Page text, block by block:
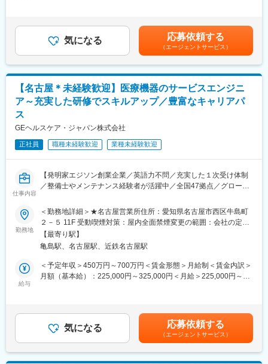
品質保証部は、従来、品質管理部内であった組織を部に昇格さ
せ、品質体制の強化を行っています。しかし、部長職が兼務、課
長職は不在な状況のため、リーダーシップを発揮して、業務を推
■職務内容：
・品質保証部の体制強化及び、各種業務をリード,推進
に寄与する主体的な品質保証業務の遂行
やプロジェクトの実行
理、文書管理、顧客監査対応、サプライヤー管理、教育訓練 等
・当社の「培地」製品は、今後益々グローバル展開が加速し、ま
た、市場の拡大に伴い、重点製品となっています。そのため、事
業の成長と共に自身の業務範囲も広がり、様々な経験を培えま
す。
生産しています。そのため、多様性に富み、広く品質保証業務に
精通することが可能です。
変更の範囲：会社の定める業務
上下する可能性があります。月給(月額)は固定手当を含めた表記で
す。
気になる 応募依頼する
（エージェントサービス）
【名古屋＊未経験歓迎】医療機器のサービスエンジニ
ア～充実した研修でスキルアップ／豊富なキャリアパ
ス
GEヘルスケア・ジャパン株式会社
正社員 職種未経験歓迎 業種未経験歓迎
仕事内容
【発明家エジソン創業企業／英語力不問／充実した１次受け体制
／整備士やメンテナンス経験者が活躍中／全国47拠点／グローバ
■業務内容：
医療画像診断装置（CT,MRI）、超音波診断装置や麻酔器
（LCS）、生体モニターを展開する同社のサービスステーション
の一員として、下記のような業務をお任せします。
・医療装置の保守 修理、点検等メンテナンス
・機器導入後の技術支援や購入前後のサポート
・技術的な問い合わせ対応
■就業環境：年間を通しての残業時間は平均して30～40時間とな
っており、夜間の対応につきましては月1, 2回のペースです。一次
対応はコールセンターが行い、現場での対応が必要な場合のみ、
勤務地
＜勤務地詳細＞★名古屋営業所住所：愛知県名古屋市西区牛島町
２－５ 11F 受動喫煙対策：屋内全面禁煙変更の範囲：会社の定め
る事業所（リモートワーク含む）
【最寄り駅】
亀島駅、名古屋駅、近鉄名古屋駅
給与
＜予定年収＞450万円～700万円＜賃金形態＞月給制＜賃金内訳＞
月額（基本給）：225,000円～325,000円＜月給＞225,000円～
までも目安の金額であり、選考を通じて上下する可能性がありま
す。賃金はあくまでも目安の金額であり、選考を通じて上下する
可能性があります。月給(月額)は固定手当を含めた表記です。
気になる 応募依頼する
（エージェントサービス）